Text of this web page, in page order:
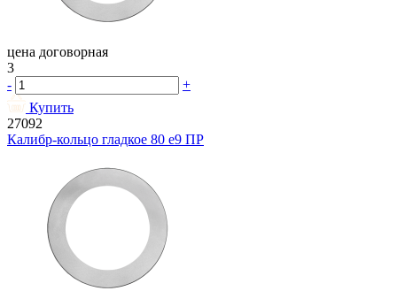
цена договорная
3
-
+
Купить
27092
Калибр-кольцо гладкое 80 e9 ПР